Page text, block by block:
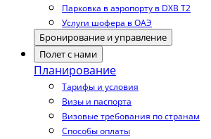
Парковка в аэропорту в DXB T2
Услуги шофера в ОАЭ
Бронирование и управление
Полет с нами
Планирование
Тарифы и условия
Визы и паспорта
Визовые требования по странам
Способы оплаты